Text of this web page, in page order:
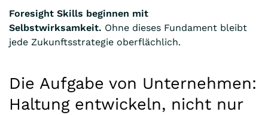
Foresight Skills beginnen mit
Selbstwirksamkeit. Ohne dieses Fundament bleibt
jede Zukunftsstrategie oberflächlich.
Die Aufgabe von Unternehmen:
Haltung entwickeln, nicht nur